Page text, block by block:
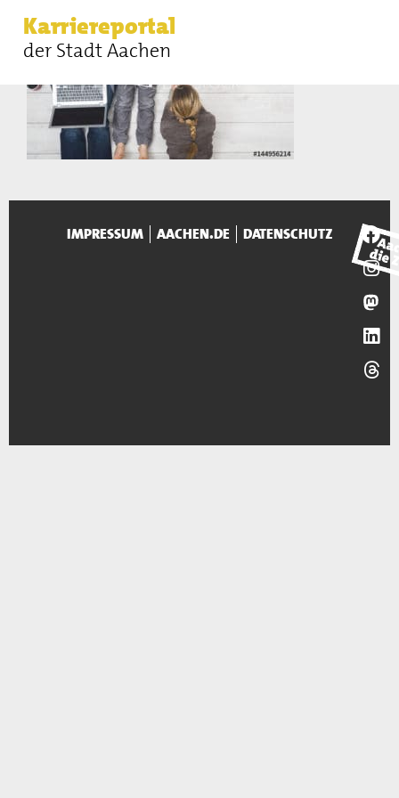
Karriereportal
der Stadt Aachen
IMPRESSUM AACHEN.DE DATENSCHUTZ